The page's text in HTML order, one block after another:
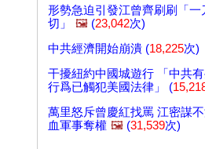
形勢急迫引發江曾齊刷刷「一
切」
🖼️ (23,042次)
中共經濟開始崩潰 (18,225次)
干擾紐約中國城遊行 「中共
行爲已觸犯美國法律」 (
萬里怒斥曾慶紅找罵 江密謀
血軍事奪權 🖼️ (31,539次)